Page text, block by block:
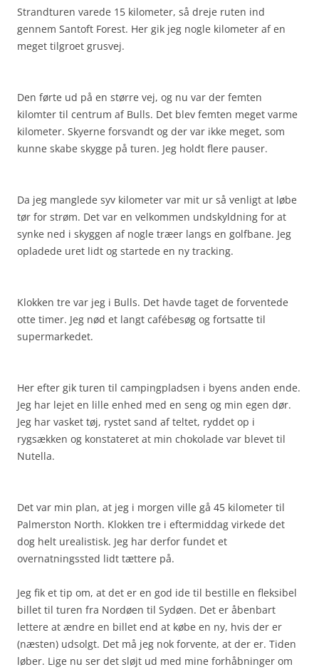
Strandturen varede 15 kilometer, så dreje ruten ind
gennem Santoft Forest. Her gik jeg nogle kilometer af en
meget tilgroet grusvej.
Den førte ud på en større vej, og nu var der femten
kilomter til centrum af Bulls. Det blev femten meget varme
kilometer. Skyerne forsvandt og der var ikke meget, som
kunne skabe skygge på turen. Jeg holdt flere pauser.
Da jeg manglede syv kilometer var mit ur så venligt at løbe
tør for strøm. Det var en velkommen undskyldning for at
synke ned i skyggen af nogle træer langs en golfbane. Jeg
opladede uret lidt og startede en ny tracking.
Klokken tre var jeg i Bulls. Det havde taget de forventede
otte timer. Jeg nød et langt cafébesøg og fortsatte til
supermarkedet.
Her efter gik turen til campingpladsen i byens anden ende.
Jeg har lejet en lille enhed med en seng og min egen dør.
Jeg har vasket tøj, rystet sand af teltet, ryddet op i
rygsækken og konstateret at min chokolade var blevet til
Nutella.
Det var min plan, at jeg i morgen ville gå 45 kilometer til
Palmerston North. Klokken tre i eftermiddag virkede det
dog helt urealistisk. Jeg har derfor fundet et
overnatningssted lidt tættere på.
Jeg fik et tip om, at det er en god ide til bestille en fleksibel
billet til turen fra Nordøen til Sydøen. Det er åbenbart
lettere at ændre en billet end at købe en ny, hvis der er
(næsten) udsolgt. Det må jeg nok forvente, at der er. Tiden
løber. Lige nu ser det sløjt ud med mine forhåbninger om